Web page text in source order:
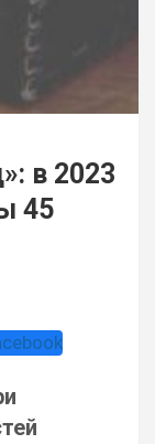
в 2023
45